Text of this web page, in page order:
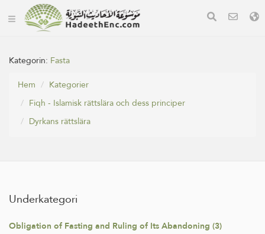
Kategorin: Fasta
Hem
Kategorier
Fiqh - Islamisk rättslära och dess principer
Dyrkans rättslära
Underkategori
Obligation of Fasting and Ruling of Its Abandoning (3)